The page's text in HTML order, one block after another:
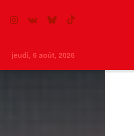
jeudi, 6 août, 2026